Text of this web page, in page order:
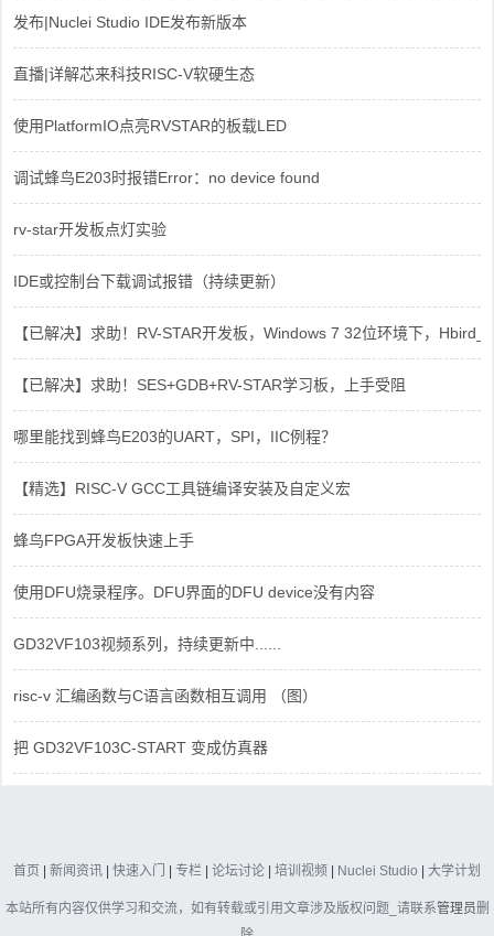
发布|Nuclei Studio IDE发布新版本
直播|详解芯来科技RISC-V软硬生态
使用PlatformIO点亮RVSTAR的板载LED
调试蜂鸟E203时报错Error：no device found
rv-star开发板点灯实验
IDE或控制台下载调试报错（持续更新）
【已解决】求助！RV-STAR开发板，Windows 7 32位环境下，
【已解决】求助！SES+GDB+RV-STAR学习板，上手受阻
哪里能找到蜂鸟E203的UART，SPI，IIC例程？
【精选】RISC-V GCC工具链编译安装及自定义宏
蜂鸟FPGA开发板快速上手
使用DFU烧录程序。DFU界面的DFU device没有内容
GD32VF103视频系列，持续更新中......
risc-v 汇编函数与C语言函数相互调用 （图）
把 GD32VF103C-START 变成仿真器
首页 | 新闻资讯 | 快速入门 | 专栏 | 论坛讨论 | 培训视频 | Nuclei Studio | 大学计划
本站所有内容仅供学习和交流，如有转载或引用文章涉及版权问题_请联系管理员删